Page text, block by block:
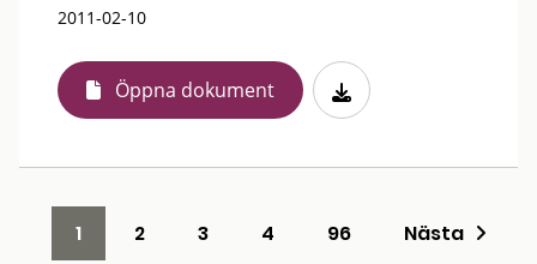
2011-02-10
Öppna dokument
1 2 3 4 96 Nästa